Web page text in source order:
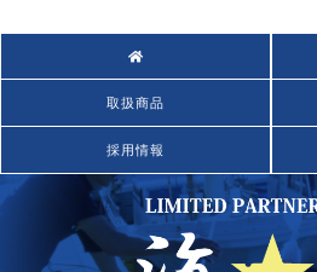
取扱商品
採用情報